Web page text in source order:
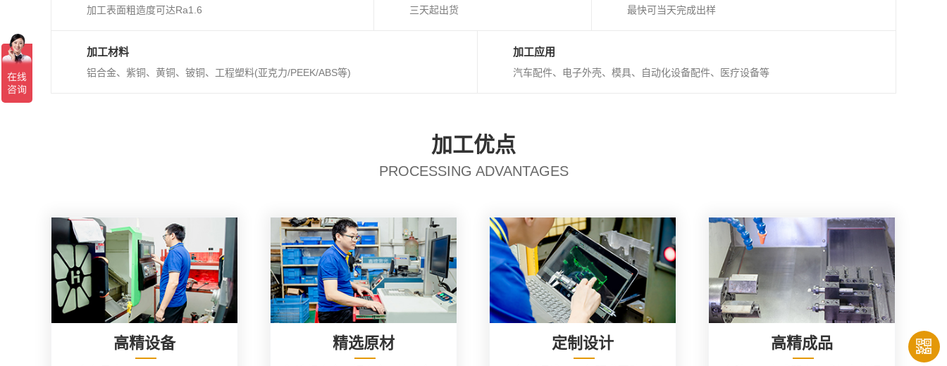
加工表面粗造度可达Ra1.6 三天起出货 最快可当天完成出样
加工材料
铝合金、紫铜、黄铜、铍铜、工程塑料(亚克力/PEEK/ABS等)
加工应用
汽车配件、电子外壳、模具、自动化设备配件、医疗设备等
加工优点
PROCESSING ADVANTAGES
高精设备 精选原材 定制设计 高精成品